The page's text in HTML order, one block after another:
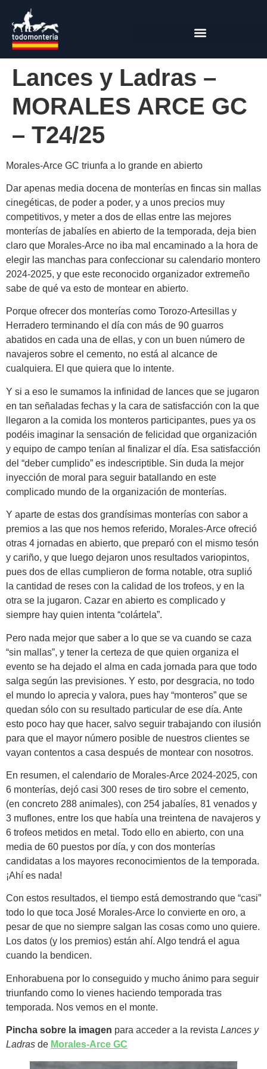
Lances y Ladras –
MORALES ARCE GC
– T24/25
Morales-Arce GC triunfa a lo grande en abierto
Dar apenas media docena de monterías en fincas sin mallas
cinegéticas, de poder a poder, y a unos precios muy
competitivos, y meter a dos de ellas entre las mejores
monterías de jabalíes en abierto de la temporada, deja bien
claro que Morales-Arce no iba mal encaminado a la hora de
elegir las manchas para confeccionar su calendario montero
2024-2025, y que este reconocido organizador extremeño
sabe de qué va esto de montear en abierto.
Porque ofrecer dos monterías como Torozo-Artesillas y
Herradero terminando el día con más de 90 guarros
abatidos en cada una de ellas, y con un buen número de
navajeros sobre el cemento, no está al alcance de
cualquiera. El que quiera que lo intente.
Y si a eso le sumamos la infinidad de lances que se jugaron
en tan señaladas fechas y la cara de satisfacción con la que
llegaron a la comida los monteros participantes, pues ya os
podéis imaginar la sensación de felicidad que organización
y equipo de campo tenían al finalizar el día. Esa satisfacción
del “deber cumplido” es indescriptible. Sin duda la mejor
inyección de moral para seguir batallando en este
complicado mundo de la organización de monterías.
Y aparte de estas dos grandísimas monterías con sabor a
premios a las que nos hemos referido, Morales-Arce ofreció
otras 4 jornadas en abierto, que preparó con el mismo tesón
y cariño, y que luego dejaron unos resultados variopintos,
pues dos de ellas cumplieron de forma notable, otra suplió
la cantidad de reses con la calidad de los trofeos, y en la
otra se la jugaron. Cazar en abierto es complicado y
siempre hay quien intenta “colártela”.
Pero nada mejor que saber a lo que se va cuando se caza
“sin mallas”, y tener la certeza de que quien organiza el
evento se ha dejado el alma en cada jornada para que todo
salga según las previsiones. Y esto, por desgracia, no todo
el mundo lo aprecia y valora, pues hay “monteros” que se
quedan sólo con su resultado particular de ese día. Ante
esto poco hay que hacer, salvo seguir trabajando con ilusión
para que el mayor número posible de nuestros clientes se
vayan contentos a casa después de montear con nosotros.
En resumen, el calendario de Morales-Arce 2024-2025, con
6 monterías, dejó casi 300 reses de tiro sobre el cemento,
(en concreto 288 animales), con 254 jabalíes, 81 venados y
3 muflones, entre los que había una treintena de navajeros y
6 trofeos metidos en metal. Todo ello en abierto, con una
media de 60 puestos por día, y con dos monterías
candidatas a los mayores reconocimientos de la temporada.
¡Ahí es nada!
Con estos resultados, el tiempo está demostrando que “casi”
todo lo que toca José Morales-Arce lo convierte en oro, a
pesar de que no siempre salgan las cosas como uno quiere.
Los datos (y los premios) están ahí. Algo tendrá el agua
cuando la bendicen.
Enhorabuena por lo conseguido y mucho ánimo para seguir
triunfando como lo vienes haciendo temporada tras
temporada. Nos vemos en el monte.
Pincha sobre la imagen para acceder a la revista Lances y
Ladras de Morales-Arce GC